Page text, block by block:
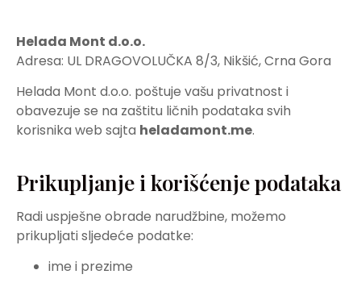
Helada Mont d.o.o.
Adresa: UL DRAGOVOLUČKA 8/3, Nikšić, Crna Gora
Helada Mont d.o.o. poštuje vašu privatnost i
obavezuje se na zaštitu ličnih podataka svih
korisnika web sajta heladamont.me.
Prikupljanje i korišćenje podataka
Radi uspješne obrade narudžbine, možemo
prikupljati sljedeće podatke:
ime i prezime